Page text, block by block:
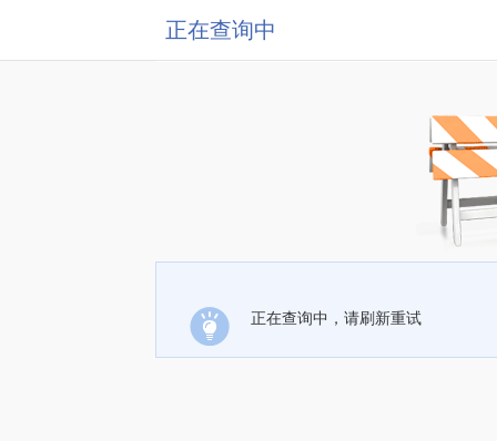
正在查询中
正在查询中，请刷新重试